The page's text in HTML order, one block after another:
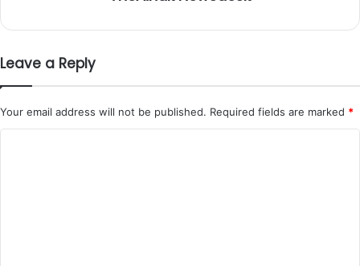
Leave a Reply
Your email address will not be published. Required fields are marked *